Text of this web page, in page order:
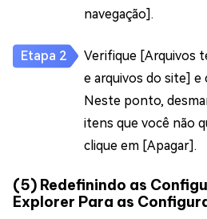
navegação].
Verifique [Arquivos
e arquivos do site] e
Neste ponto,
itens que você não
clique em [Apagar].
(5) Redefinindo as
Explorer Para as